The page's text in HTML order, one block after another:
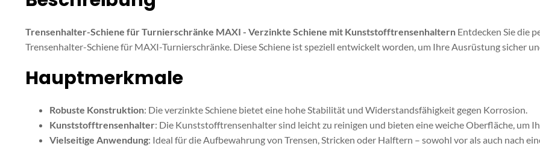
Trensenhalter-Schiene für Turnierschränke MAXI - Verzinkte Schiene mit Kunststofftrensenhaltern Entdecken Sie die
Trensenhalter-Schiene für MAXI-Turnierschränke. Diese Schiene ist speziell entwickelt worden, um Ihre Ausrüstung sicher
Hauptmerkmale
Robuste Konstruktion: Die verzinkte Schiene bietet eine hohe Stabilität und Widerstandsfähigkeit gegen Korrosion.
Kunststofftrensenhalter: Die Kunststofftrensenhalter sind leicht zu reinigen und bieten eine weiche Oberfläche, um
Vielseitige Anwendung: Ideal für die Aufbewahrung von Trensen, Stricken oder Halftern – sowohl vor als auch nach